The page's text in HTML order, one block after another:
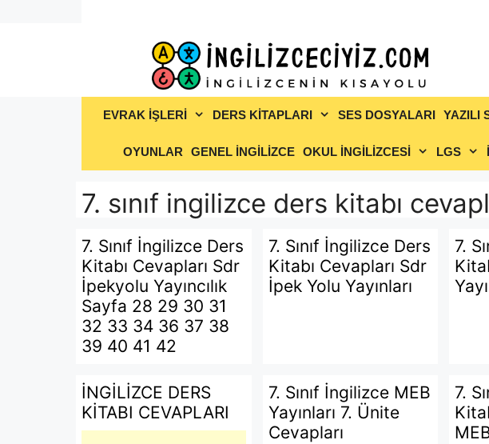
EVRAK İŞLERİ DERS KİTAPLARI SES DOSYALARI YAZILI
OYUNLAR GENEL İNGİLİZCE OKUL İNGİLİZCESİ LGS
7. sınıf ingilizce ders kitabı
7. Sınıf İngilizce Ders
Kitabı Cevapları Sdr
İpekyolu Yayıncılık
Sayfa 28 29 30 31
32 33 34 36 37 38
39 40 41 42
7. Sınıf İngilizce Ders
Kitabı Cevapları Sdr
İpek Yolu Yayınları
7.
İNGİLİZCE DERS
KİTABI CEVAPLARI
7. Sınıf İngilizce MEB
Yayınları 7. Ünite
Cevapları
7.